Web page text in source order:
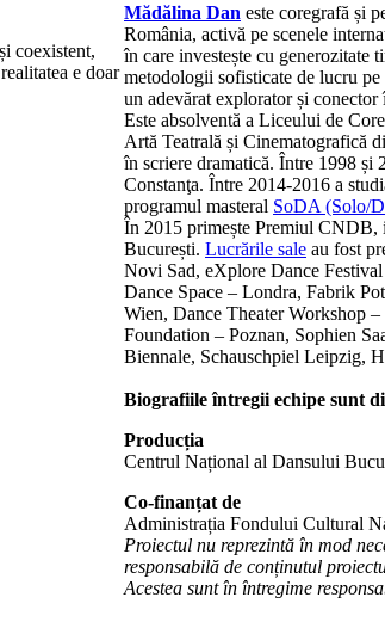
coexistent,
e doar
Mădălina Dan este coregrafă și
România, activă pe scenele
în care investește cu generozitate
metodologii sofisticate de lucru
un adevărat explorator și
Este absolventă a Liceului de
Artă Teatrală și Cinematografică
în scriere dramatică. Între 1998 și
Constanţa. Între 2014-2016 a
programul masteral SoDA (Solo/
În 2015 primește Premiul CNDB,
București. Lucrările sale au fost
Novi Sad, eXplore Dance
Dance Space – Londra, Fabrik
Wien, Dance Theater Workshop
Foundation – Poznan, Sophien
Biennale, Schauschpiel Leipzig,
Biografiile întregii echipe sunt
Producția
Centrul Național al Dansului
Co-finanțat de
Administrația Fondului Cultural
Proiectul nu reprezintă în mod
responsabilă de conținutul
Acestea sunt în întregime